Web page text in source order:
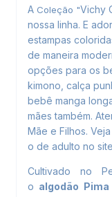
A Coleção "Vichy
nossa linha. E
estampas
de maneira
opções para os
kimono, calça
bebê manga
mães também.
Mãe e Filhos.
o de adulto no
Cultivado no
o algodão Pima